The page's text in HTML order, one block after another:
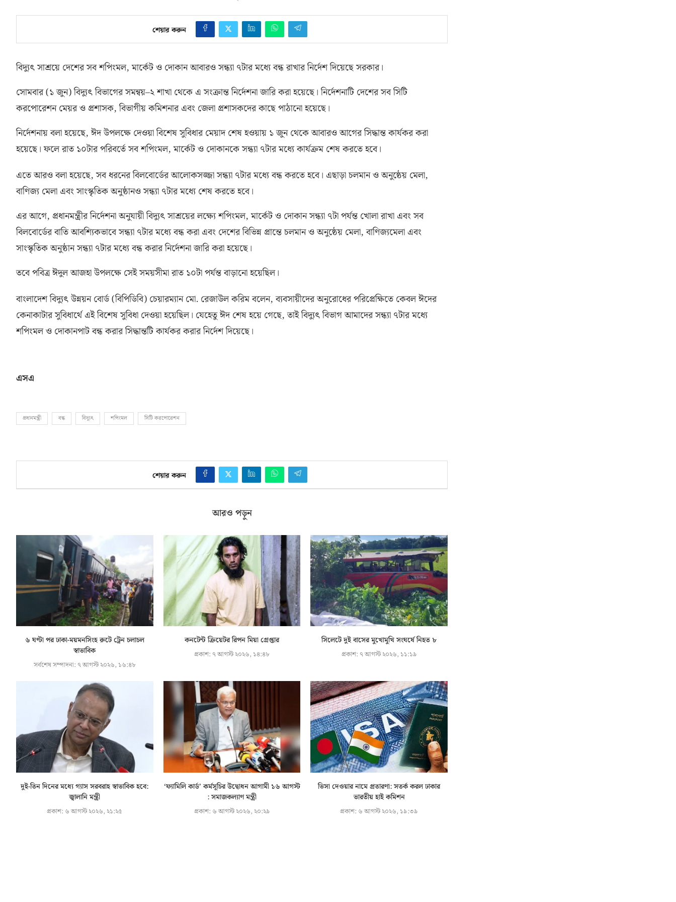
শেয়ার করুন
বিদ্যুৎ সাশ্রয়ে দেশের সব শপিংমল,মার্কেট ও দোকান আবারও সন্ধ্যা ৭টার মধ্যে বন্ধ রাখার নির্দেশ দিয়েছে সরকার।
সোমবার(১ জুন)বিদ্যুৎ বিভাগের সমন্বয়–২ শাখা থেকে এ সংক্রান্ত নির্দেশনা জারি করা হয়েছে। নির্দেশনাটি দেশের সব সিটি
করপোরেশন মেয়র ও প্রশাসক,বিভাগীয় কমিশনার এবং জেলা প্রশাসকদের কাছে পাঠানো হয়েছে।
নির্দেশনায় বলা হয়েছে,ঈদ উপলক্ষে দেওয়া বিশেষ সুবিধার মেয়াদ শেষ হওয়ায় ১ জুন থেকে আবারও আগের সিদ্ধান্ত কার্যকর করা
হয়েছে। ফলে রাত ১০টার পরিবর্তে সব শপিংমল,মার্কেট ও দোকানকে সন্ধ্যা ৭টার মধ্যে কার্যক্রম শেষ করতে হবে।
এতে আরও বলা হয়েছে,সব ধরনের বিলবোর্ডের আলোকসজ্জা সন্ধ্যা ৭টার মধ্যে বন্ধ করতে হবে। এছাড়া চলমান ও অনুষ্ঠেয় মেলা,
বাণিজ্য মেলা এবং সাংস্কৃতিক অনুষ্ঠানও সন্ধ্যা ৭টার মধ্যে শেষ করতে হবে।
এর আগে, প্রধানমন্ত্রীর নির্দেশনা অনুযায়ী বিদ্যুৎ সাশ্রয়ের লক্ষ্যে শপিংমল,মার্কেট ও দোকান সন্ধ্যা ৭টা পর্যন্ত খোলা রাখা এবং সব
বিলবোর্ডের বাতি আবশ্যিকভাবে সন্ধ্যা ৭টার মধ্যে বন্ধ করা এবং দেশের বিভিন্ন প্রান্তে চলমান ও অনুষ্ঠেয় মেলা,বাণিজ্যমেলা এবং
সাংস্কৃতিক অনুষ্ঠান সন্ধ্যা ৭টার মধ্যে বন্ধ করার নির্দেশনা জারি করা হয়েছে।
তবে পবিত্র ঈদুল আজহা উপলক্ষে সেই সময়সীমা রাত ১০টা পর্যন্ত বাড়ানো হয়েছিল।
বাংলাদেশ বিদ্যুৎ উন্নয়ন বোর্ড(বিপিডিবি) চেয়ারম্যান মো. রেজাউল করিম বলেন,ব্যবসায়ীদের অনুরোধের পরিপ্রেক্ষিতে কেবল ঈদের
কেনাকাটার সুবিধার্থে এই বিশেষ সুবিধা দেওয়া হয়েছিল। যেহেতু ঈদ শেষ হয়ে গেছে,তাই বিদ্যুৎ বিভাগ আমাদের সন্ধ্যা ৭টার মধ্যে
শপিংমল ও দোকানপাট বন্ধ করার সিদ্ধান্তটি কার্যকর করার নির্দেশ দিয়েছে।
এসএ
প্রধানমন্ত্রী বন্ধ বিদ্যুৎ শপিংমল সিটি করপোরেশন
শেয়ার করুন
আরও পড়ুন
৬ ঘণ্টা পর ঢাকা-ময়মনসিংহ রুটে ট্রেন চলাচল
স্বাভাবিক
সর্বশেষ সম্পাদনা: ৭ আগস্ট ২০২৬, ১৬:৪৮
কনটেন্ট ক্রিয়েটর রিপন মিয়া গ্রেপ্তার
প্রকাশ: ৭ আগস্ট ২০২৬, ১৪:৪৮
সিলেটে দুই বাসের মুখোমুখি সংঘর্ষে নিহত ৮
প্রকাশ: ৭ আগস্ট ২০২৬, ১১:১৯
দুই-তিন দিনের মধ্যে গ্যাস সরবরাহ স্বাভাবিক হবে:
জ্বালানি মন্ত্রী
প্রকাশ: ৬ আগস্ট ২০২৬, ২১:২৫
‘ফ্যামিলি কার্ড’ কর্মসূচির উদ্বোধন আগামী ১৬ আগস্ট
: সমাজকল্যাণ মন্ত্রী
প্রকাশ: ৬ আগস্ট ২০২৬, ২০:২৯
ভিসা দেওয়ার নামে প্রতারণা: সতর্ক করল ঢাকার
ভারতীয় হাই কমিশন
প্রকাশ: ৬ আগস্ট ২০২৬, ১৯:৩৯